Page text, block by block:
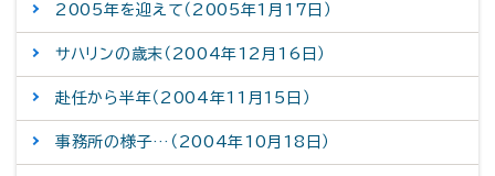
2005年を迎えて（2005年1月17日）
サハリンの歳末（2004年12月16日）
赴任から半年（2004年11月15日）
事務所の様子…（2004年10月18日）